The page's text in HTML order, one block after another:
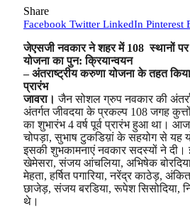
Share
Facebook Twitter LinkedIn Pinterest
जेएसजी नवकार ने शहर में 108 स्थानों पर
योजना का पुन: क्रियान्वयन
– अंतराष्ट्रीय करुणा योजना के तहत
प्रारंभ
जावरा। जैन सोशल ग्रुप नवकार की
अंतर्गत जीवदया के प्रकल्प 108 जगह
का शुभारंभ 4 वर्ष पूर्व प्रारंभ हुआ था।
चोपड़ा, सुभाष टुकडिय़ां के सहयोग से यह
इसकी शुभकामनाएं नवकार सदस्यों ने दी।
खेमेसरा, संजय आंचलिया, अभिषेक
मेहता, हर्षित पगारिया, नरेंद्र काठेड़,
छाजेड़, संजय बरडिया, रूपेश सिसोदिया,
थे।